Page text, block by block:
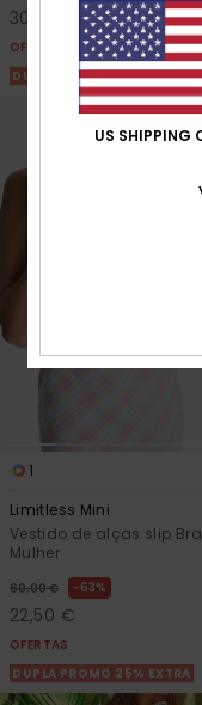
30,00 €
OFERTAS
DUPLA PROMO 25% EXTRA
1
Limitless Mini
Vestido de alças slip
Mulher
60,00 € 63%
22,50 €
OFERTAS
DUPLA PROMO 25% EXTRA
US SHIPPING